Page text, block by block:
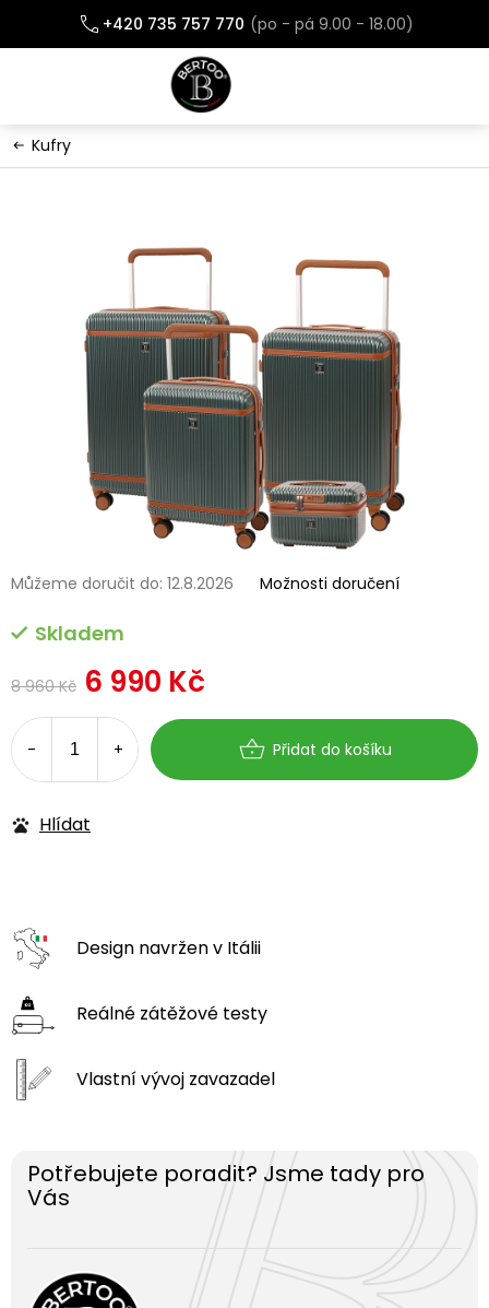
obsah
+420 735 757 770
Kufry
8 960 Kč 6 990 Kč
cena:
Skladem
Můžeme doručit do: 12.8.2026 Možnosti doručení
Přidat do košíku
Hlídat
Design navrženv Itálii
Reálné zátěžové testy
Vlastní vývoj zavazadel
Potřebujete poradit? Jsme tady pro
Vás